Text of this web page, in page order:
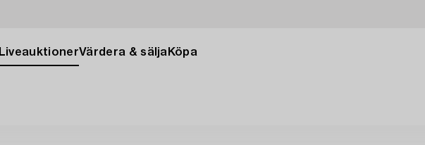
LiveauktionerVärdera & sälja Köpa